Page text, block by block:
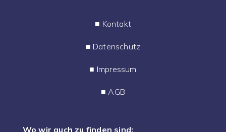
■ Kontakt
■ Datenschutz
■ Impressum
■ AGB
Wo wir auch zu finden sind: